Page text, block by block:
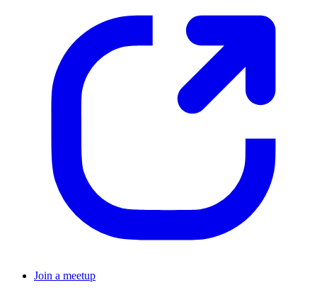
Join a meetup